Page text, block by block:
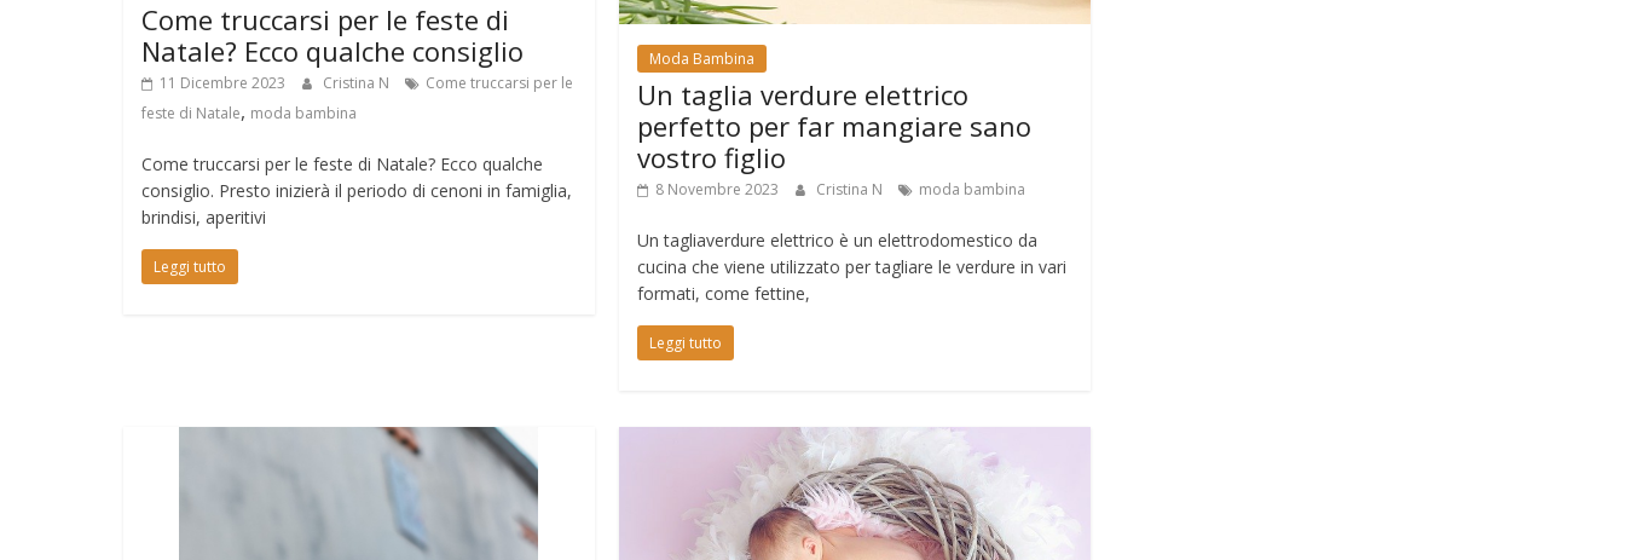
Come truccarsi per le feste di
Natale? Ecco qualche consiglio
11 Dicembre 2023 Cristina N
Come truccarsi per le
feste di Natale, moda bambina
Come truccarsi per le feste di Natale? Ecco qualche
consiglio. Presto inizierà il periodo di cenoni in famiglia,
brindisi, aperitivi
Leggi tutto
Moda Bambina
Un taglia verdure elettrico
perfetto per far mangiare sano
vostro figlio
8 Novembre 2023 Cristina N moda bambina
Un tagliaverdure elettrico è un elettrodomestico da
cucina che viene utilizzato per tagliare le verdure in vari
formati, come fettine,
Leggi tutto